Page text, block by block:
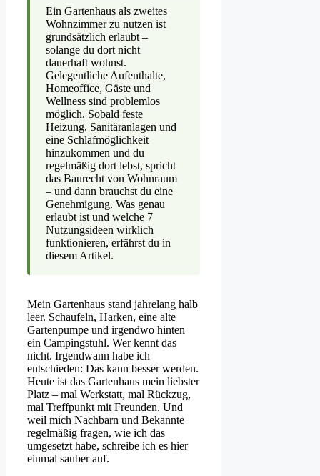
Ein Gartenhaus als zweites
Wohnzimmer zu nutzen ist
grundsätzlich erlaubt –
solange du dort nicht
dauerhaft wohnst.
Gelegentliche Aufenthalte,
Homeoffice, Gäste und
Wellness sind problemlos
möglich. Sobald feste
Heizung, Sanitäranlagen und
eine Schlafmöglichkeit
hinzukommen und du
regelmäßig dort lebst, spricht
das Baurecht von Wohnraum
– und dann brauchst du eine
Genehmigung. Was genau
erlaubt ist und welche 7
Nutzungsideen wirklich
funktionieren, erfährst du in
diesem Artikel.
Mein Gartenhaus stand jahrelang halb
leer. Schaufeln, Harken, eine alte
Gartenpumpe und irgendwo hinten
ein Campingstuhl. Wer kennt das
nicht. Irgendwann habe ich
entschieden: Das kann besser werden.
Heute ist das Gartenhaus mein liebster
Platz – mal Werkstatt, mal Rückzug,
mal Treffpunkt mit Freunden. Und
weil mich Nachbarn und Bekannte
regelmäßig fragen, wie ich das
umgesetzt habe, schreibe ich es hier
einmal sauber auf.